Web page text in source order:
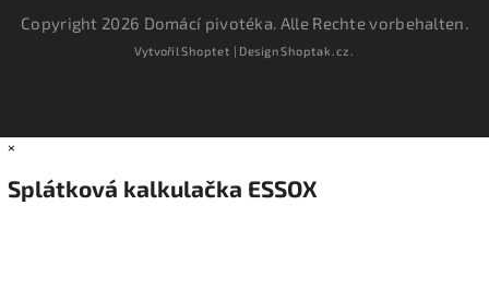
Copyright 2026 Domácí pivotéka. Alle Rechte vorbehalten.
VytvořilShoptet | DesignShoptak.cz.
×
Splátková kalkulačka ESSOX